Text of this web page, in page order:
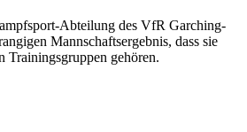
Abteilung des VfR Garching-
Mannschaftsergebnis, dass sie
Trainingsgruppen gehören.